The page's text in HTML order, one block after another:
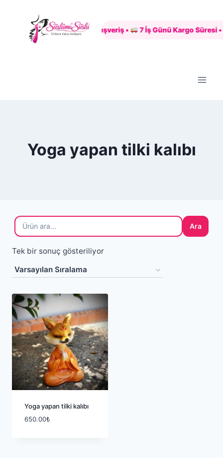
content
Güvenli Alışveriş • 7 İş Günü Kargo Süresi •
Yoga yapan tilki kalıbı
Ara
Tek bir sonuç gösteriliyor
Yoga yapan tilki kalıbı
650.00₺